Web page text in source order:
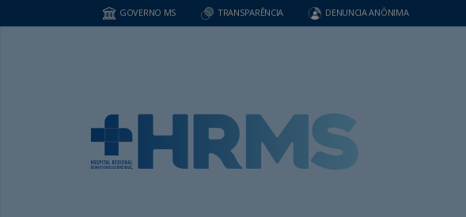
GOVERNO MS TRANSPARÊNCIA DENUNCIA ANÔNIMA